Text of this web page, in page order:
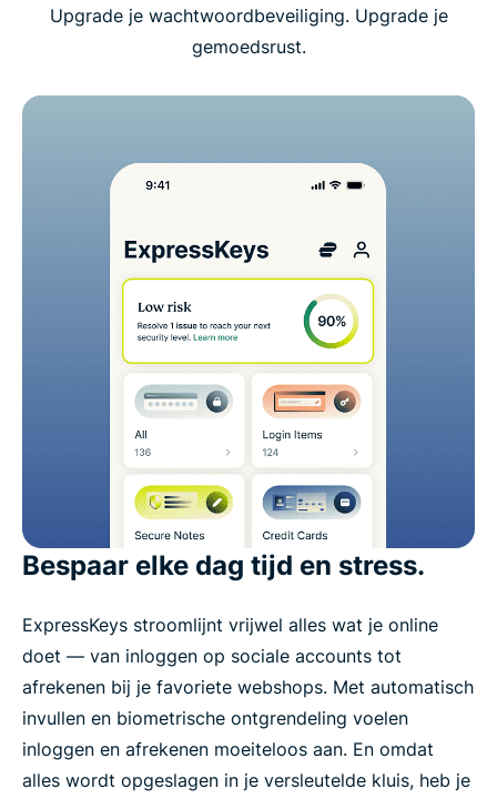
gebruiker
Upgrade je wachtwoordbeveiliging. Upgrade je
gemoedsrust.
Bespaar elke dag tijd en stress.
ExpressKeys stroomlijnt vrijwel alles wat je online
doet — van inloggen op sociale accounts tot
afrekenen bij je favoriete webshops. Met automatisch
invullen en biometrische ontgrendeling voelen
inloggen en afrekenen moeiteloos aan. En omdat
alles wordt opgeslagen in je versleutelde kluis, heb je